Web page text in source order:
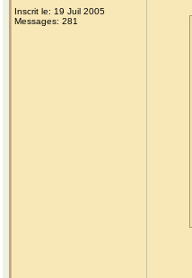
Inscrit le: 19 Juil 2005
Messages: 281